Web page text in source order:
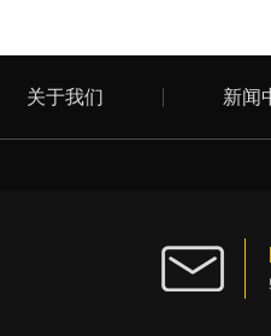
关于我们 新闻